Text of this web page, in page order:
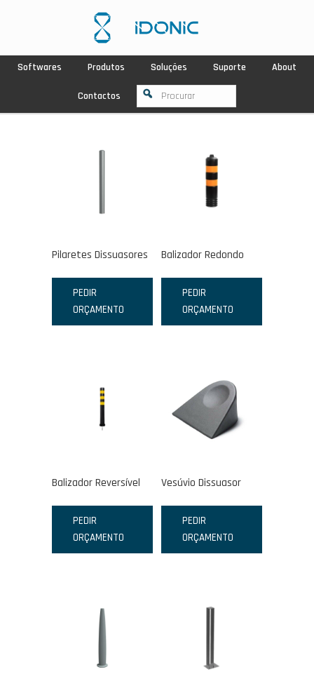
Softwares Produtos Soluções Suporte About
Contactos
Pilaretes Dissuasores
PEDIR
ORÇAMENTO
Balizador Redondo
PEDIR
ORÇAMENTO
Balizador Reversível
PEDIR
ORÇAMENTO
Vesúvio Dissuasor
PEDIR
ORÇAMENTO